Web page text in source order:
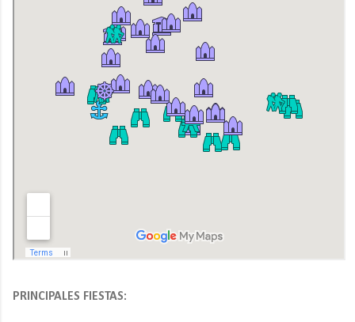
PRINCIPALES FIESTAS: